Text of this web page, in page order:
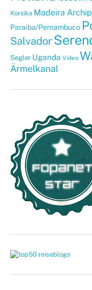
Korsika Madeira
Paraiba/Pernambuco
Salvador
Segler Uganda Video
Ärmelkanal